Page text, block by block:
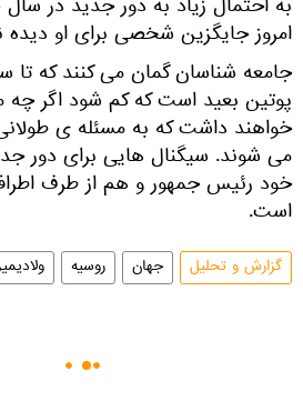
امروز جایگزین شخصی برای او
پوتین بعید است که کم شود اگر چه
خواهند داشت که به مسئله ی
خود رئیس جمهور و هم از طرف
است.
گزارش و تحلیل جهان روسیه